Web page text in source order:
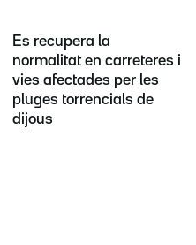
Es recupera la
normalitat en carreteres i
vies afectades per les
pluges torrencials de
dijous